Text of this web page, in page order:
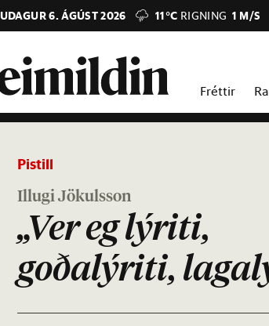
6. ÁGÚST 2026 11°C RIGNING 1 M/S
Fréttir
Pistill
Illugi Jökulsson
„Ver eg lýriti,
goðalýriti,